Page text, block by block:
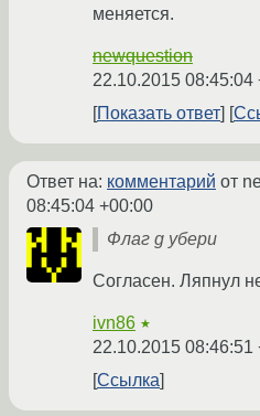
меняется.
newquestion
22.10.2015 08:45:04
Показать ответ
Ответ на: комментарий от
08:45:04 +00:00
Флаг g убери
Согласен. Ляпнул
ivn86 ★
22.10.2015 08:46:51
Ссылка